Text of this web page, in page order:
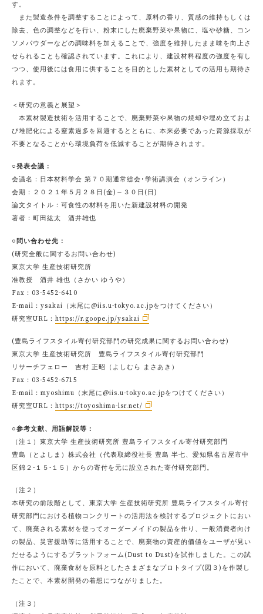
す。
また製造条件を調整することによって、原料の香り、質感の維持もしくは
除去、色の調整などを行い、粉末にした廃棄野菜や果物に、塩や砂糖、コン
ソメパウダーなどの調味料を加えることで、強度を維持したまま味を向上さ
せられることも確認されています。これにより、建設材料程度の強度を有し
つつ、使用後には食用に供することを目的とした素材としての活用も期待さ
れます。
＜研究の意義と展望＞
本素材製造技術を活用することで、廃棄野菜や果物の焼却や埋め立ておよ
び堆肥化による窒素過多を回避するとともに、本来必要であった資源採取が
不要となることから環境負荷を低減することが期待されます。
○発表会議：
会議名：日本材料学会 第７０期通常総会･学術講演会（オンライン）
会期：２０２１年５月２８日(金)～３０日(日)
論文タイトル：可食性の材料を用いた新建設材料の開発
著者：町田紘太 酒井雄也
○問い合わせ先：
(研究全般に関するお問い合わせ)
東京大学 生産技術研究所
准教授 酒井 雄也（さかい ゆうや）
Fax：03-5452-6410
E-mail：ysakai（末尾に@iis.u-tokyo.ac.jpをつけてください）
研究室URL： https://r.goope.jp/ysakai
(豊島ライフスタイル寄付研究部門の研究成果に関するお問い合わせ)
東京大学 生産技術研究所 豊島ライフスタイル寄付研究部門
リサーチフェロー 吉村 正昭（よしむら まさあき）
Fax：03-5452-6715
E-mail：myoshimu（末尾に@iis.u-tokyo.ac.jpをつけてください）
研究室URL： https://toyoshima-lsr.net/
○参考文献、用語解説等：
（注１）東京大学 生産技術研究所 豊島ライフスタイル寄付研究部門
豊島（とよしま）株式会社（代表取締役社長 豊島 半七、愛知県名古屋市中
区錦２-１５-１５）からの寄付を元に設立された寄付研究部門。
（注２）
本研究の前段階として、東京大学 生産技術研究所 豊島ライフスタイル寄付
研究部門における植物コンクリートの活用法を検討するプロジェクトにおい
て、廃棄される素材を使ってオーダーメイドの製品を作り、一般消費者向け
の製品、災害援助等に活用することで、廃棄物の資産的価値をユーザが見い
だせるようにするプラットフォーム(Dust to Dust)を試作しました。この試
作において、廃棄食材を原料としたさまざまなプロトタイプ(図３)を作製し
たことで、本素材開発の着想につながりました。
（注３）